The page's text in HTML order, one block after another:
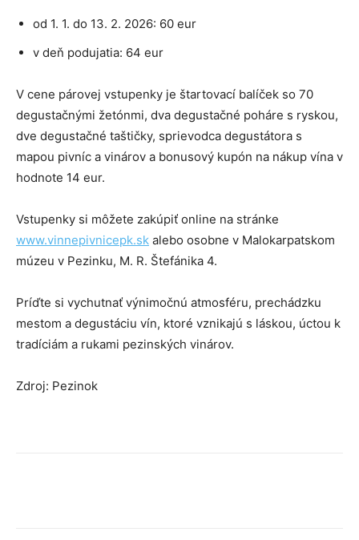
od 1. 1. do 13. 2. 2026: 60 eur
v deň podujatia: 64 eur
V cene párovej vstupenky je štartovací balíček so 70
degustačnými žetónmi, dva degustačné poháre s ryskou,
dve degustačné taštičky, sprievodca degustátora s
mapou pivníc a vinárov a bonusový kupón na nákup vína v
hodnote 14 eur.
Vstupenky si môžete zakúpiť online na stránke
www.vinnepivnicepk.sk alebo osobne v Malokarpatskom
múzeu v Pezinku, M. R. Štefánika 4.
Príďte si vychutnať výnimočnú atmosféru, prechádzku
mestom a degustáciu vín, ktoré vznikajú s láskou, úctou k
tradíciám a rukami pezinských vinárov.
Zdroj: Pezinok